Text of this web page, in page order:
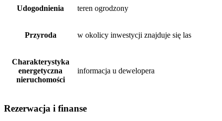
Udogodnienia teren ogrodzony
Przyroda w okolicy inwestycji znajduje się las
Charakterystyka
energetyczna
nieruchomości
informacja u dewelopera
Rezerwacja i finanse